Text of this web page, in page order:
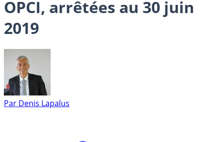
OPCI, arrêtées au 30 juin
2019
Par Denis Lapalus